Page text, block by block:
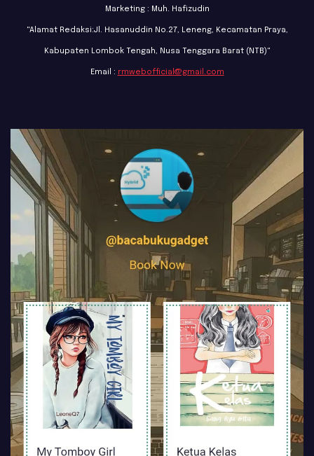
Marketing : Muh. Hafizudin
"Alamat Redaksi:Jl. Hasanuddin No.27, Leneng, Kecamatan Praya,
Kabupaten Lombok Tengah, Nusa Tenggara Barat (NTB)"
Email : rmwebofficial@gmail.com